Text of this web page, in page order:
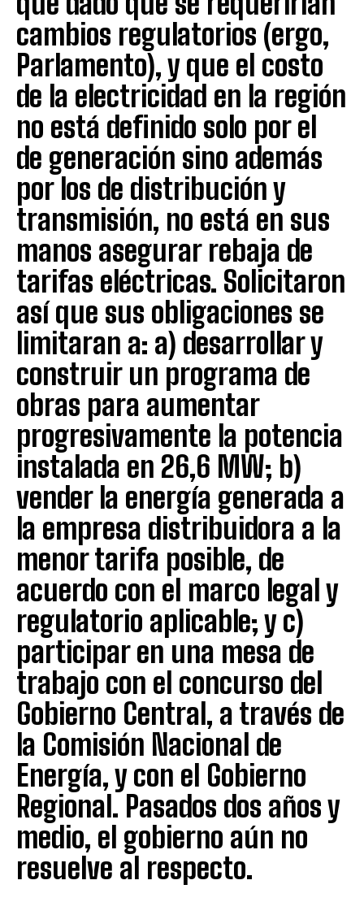
cambios regulatorios (ergo,
Parlamento), y que el costo
de la electricidad en la región
no está definido solo por el
de generación sino además
por los de distribución y
transmisión, no está en sus
manos asegurar rebaja de
tarifas eléctricas. Solicitaron
así que sus obligaciones se
limitaran a: a) desarrollar y
construir un programa de
obras para aumentar
progresivamente la potencia
instalada en 26,6 MW; b)
vender la energía generada a
la empresa distribuidora a la
menor tarifa posible, de
acuerdo con el marco legal y
regulatorio aplicable; y c)
participar en una mesa de
trabajo con el concurso del
Gobierno Central, a través de
la Comisión Nacional de
Energía, y con el Gobierno
Regional. Pasados dos años y
medio, el gobierno aún no
resuelve al respecto.